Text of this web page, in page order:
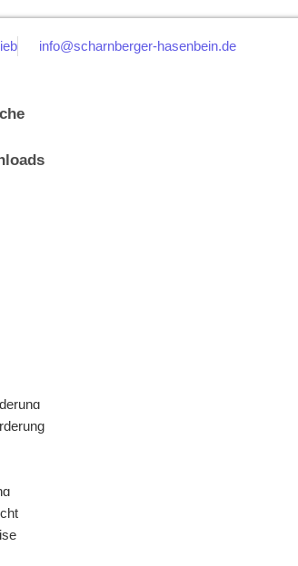
info@scharnberger-hasenbein.de